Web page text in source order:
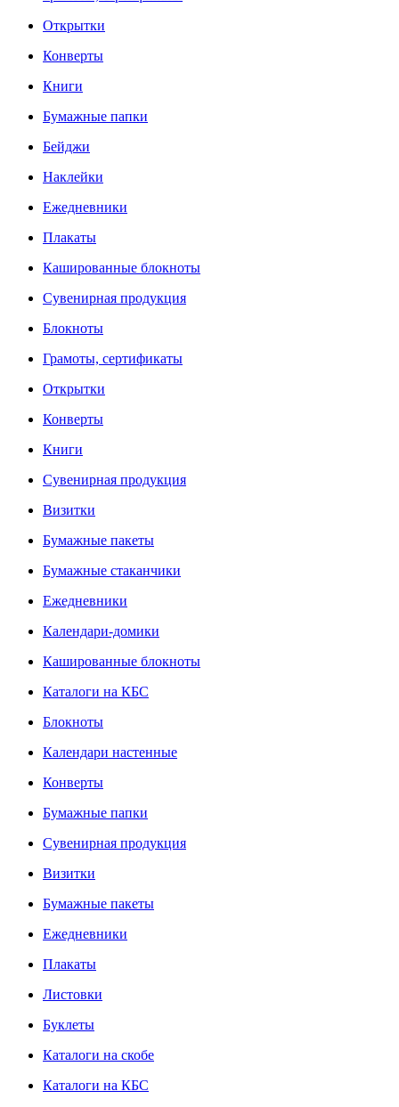
Открытки
Конверты
Книги
Бумажные папки
Бейджи
Наклейки
Ежедневники
Плакаты
Кашированные блокноты
Сувенирная продукция
Блокноты
Грамоты, сертификаты
Открытки
Конверты
Книги
Сувенирная продукция
Визитки
Бумажные пакеты
Бумажные стаканчики
Ежедневники
Календари-домики
Кашированные блокноты
Каталоги на КБС
Блокноты
Календари настенные
Конверты
Бумажные папки
Сувенирная продукция
Визитки
Бумажные пакеты
Ежедневники
Плакаты
Листовки
Буклеты
Каталоги на скобе
Каталоги на КБС